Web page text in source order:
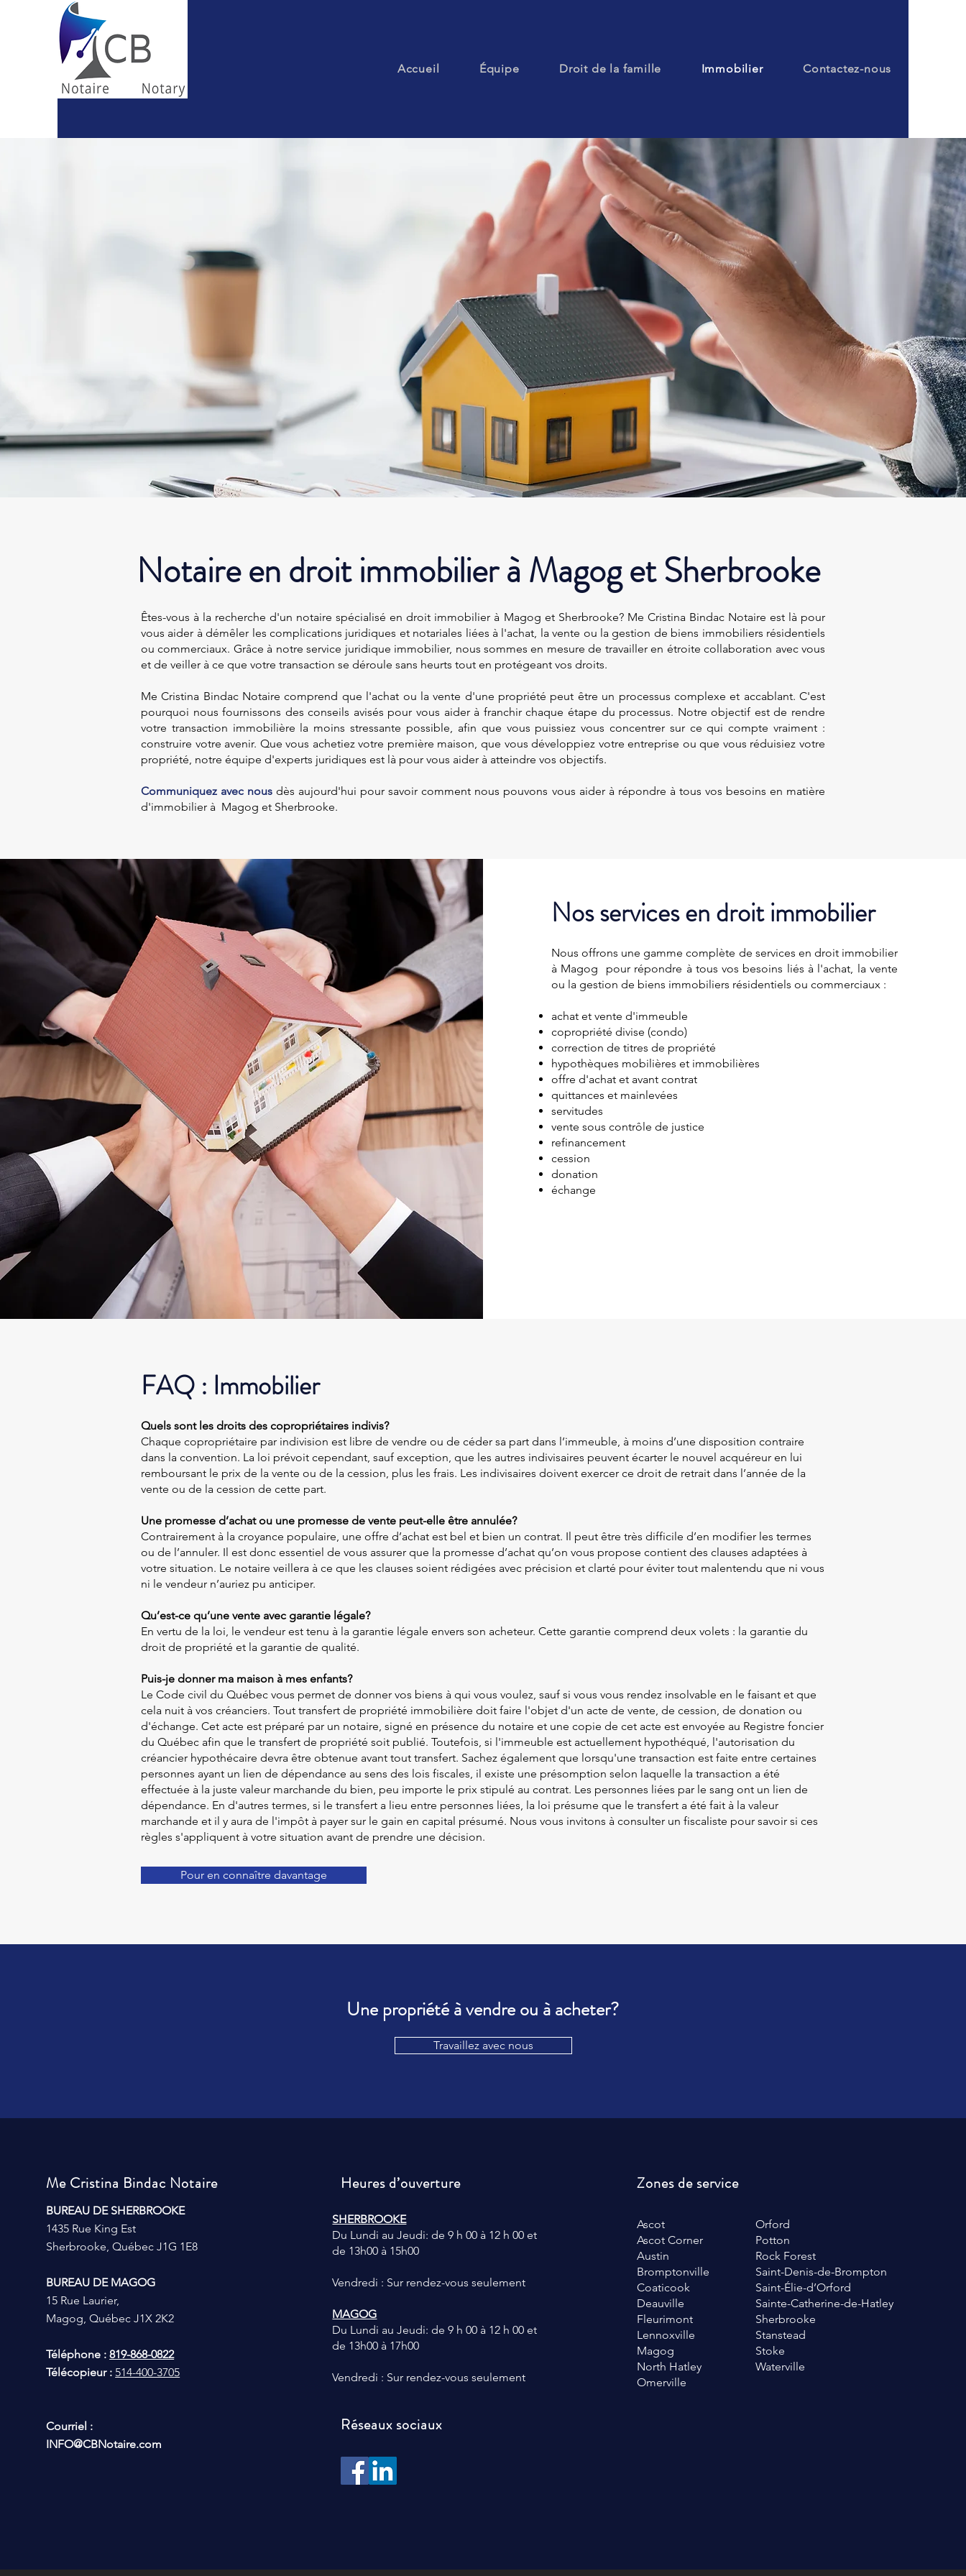
Accueil Équipe Droit de la famille Immobilier Contactez-nous
Notaire en droit immobilier à Magog et Sherbrooke
Êtes-vous à la recherche d'un notaire spécialisé en droit immobilier à Magog et Sherbrooke? Me Cristina Bindac Notaire est là pour
vous aider à démêler les complications juridiques et notariales liées à l'achat, la vente ou la gestion de biens immobiliers résidentiels
ou commerciaux. Grâce à notre service juridique immobilier, nous sommes en mesure de travailler en étroite collaboration avec vous
et de veiller à ce que votre transaction se déroule sans heurts tout en protégeant vos droits.
Me Cristina Bindac Notaire comprend que l'achat ou la vente d'une propriété peut être un processus complexe et accablant. C'est
pourquoi nous fournissons des conseils avisés pour vous aider à franchir chaque étape du processus. Notre objectif est de rendre
votre transaction immobilière la moins stressante possible, afin que vous puissiez vous concentrer sur ce qui compte vraiment :
construire votre avenir. Que vous achetiez votre première maison, que vous développiez votre entreprise ou que vous réduisiez votre
propriété, notre équipe d'experts juridiques est là pour vous aider à atteindre vos objectifs.
Communiquez avec nous dès aujourd'hui pour savoir comment nous pouvons vous aider à répondre à tous vos besoins en matière
d'immobilier à Magog et Sherbrooke.
Nos services en droit immobilier
Nous offrons une gamme complète de services en droit immobilier
à Magog pour répondre à tous vos besoins liés à l'achat, la vente
ou la gestion de biens immobiliers résidentiels ou commerciaux :
achat et vente d'immeuble
copropriété divise (condo)
correction de titres de propriété
hypothèques mobilières et immobilières
offre d'achat et avant contrat
quittances et mainlevées
servitudes
vente sous contrôle de justice
refinancement
cession
donation
échange
FAQ : Immobilier
Quels sont les droits des copropriétaires indivis?
Chaque copropriétaire par indivision est libre de vendre ou de céder sa part dans l’immeuble, à moins d’une disposition contraire
dans la convention. La loi prévoit cependant, sauf exception, que les autres indivisaires peuvent écarter le nouvel acquéreur en lui
remboursant le prix de la vente ou de la cession, plus les frais. Les indivisaires doivent exercer ce droit de retrait dans l’année de la
vente ou de la cession de cette part.
Une promesse d’achat ou une promesse de vente peut-elle être annulée?
Contrairement à la croyance populaire, une offre d’achat est bel et bien un contrat. Il peut être très difficile d’en modifier les termes
ou de l’annuler. Il est donc essentiel de vous assurer que la promesse d’achat qu’on vous propose contient des clauses adaptées à
votre situation. Le notaire veillera à ce que les clauses soient rédigées avec précision et clarté pour éviter tout malentendu que ni vous
ni le vendeur n’auriez pu anticiper.
Qu’est-ce qu’une vente avec garantie légale?
En vertu de la loi, le vendeur est tenu à la garantie légale envers son acheteur. Cette garantie comprend deux volets : la garantie du
droit de propriété et la garantie de qualité.
Puis-je donner ma maison à mes enfants?
Le Code civil du Québec vous permet de donner vos biens à qui vous voulez, sauf si vous vous rendez insolvable en le faisant et que
cela nuit à vos créanciers. Tout transfert de propriété immobilière doit faire l'objet d'un acte de vente, de cession, de donation ou
d'échange. Cet acte est préparé par un notaire, signé en présence du notaire et une copie de cet acte est envoyée au Registre foncier
du Québec afin que le transfert de propriété soit publié. Toutefois, si l'immeuble est actuellement hypothéqué, l'autorisation du
créancier hypothécaire devra être obtenue avant tout transfert. Sachez également que lorsqu'une transaction est faite entre certaines
personnes ayant un lien de dépendance au sens des lois fiscales, il existe une présomption selon laquelle la transaction a été
effectuée à la juste valeur marchande du bien, peu importe le prix stipulé au contrat. Les personnes liées par le sang ont un lien de
dépendance. En d'autres termes, si le transfert a lieu entre personnes liées, la loi présume que le transfert a été fait à la valeur
marchande et il y aura de l'impôt à payer sur le gain en capital présumé. Nous vous invitons à consulter un fiscaliste pour savoir si ces
règles s'appliquent à votre situation avant de prendre une décision.
Pour en connaître davantage
Une propriété à vendre ou à acheter?
Travaillez avec nous
Me Cristina Bindac Notaire
BUREAU DE SHERBROOKE
1435 Rue King Est
Sherbrooke, Québec J1G 1E8
BUREAU DE MAGOG
15 Rue Laurier,
Magog, Québec J1X 2K2
Téléphone :819-868-0822
Télécopieur : 514-400-3705
Courriel :
INFO@CBNotaire.com
Heures d’ouverture
SHERBROOKE
Du Lundi au Jeudi: de 9 h 00 à 12 h 00 et
de 13h00 à 15h00
Vendredi : Sur rendez-vous seulement
MAGOG
Du Lundi au Jeudi: de 9 h 00 à 12 h 00 et
de 13h00 à 17h00
Vendredi : Sur rendez-vous seulement
Réseaux sociaux
Zones de service
Ascot
Ascot Corner
Austin
Bromptonville
Coaticook
Deauville
Fleurimont
Lennoxville
Magog
North Hatley
Omerville
Orford
Potton
Rock Forest
Saint-Denis-de-Brompton
Saint-Élie-d’Orford
Sainte-Catherine-de-Hatley
Sherbrooke
Stanstead
Stoke
Waterville